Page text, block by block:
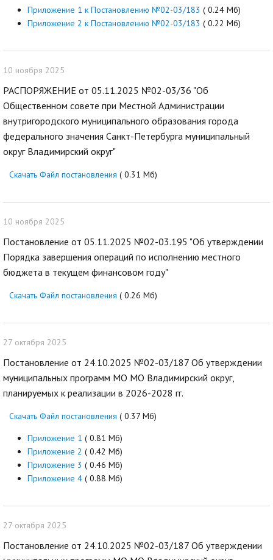
Приложение 1 к Постановлению №02-03/183 ( 0.24 Мб)
Приложение 2 к Постановлению №02-03/183 ( 0.22 Мб)
10 ноября 2025
РАСПОРЯЖЕНИЕ от 05.11.2025 №02-03/36 "Об
Общественном совете при Местной Администрации
внутригородского муниципального образования города
федерального значения Санкт-Петербурга муниципальный
округ Владимирский округ"
Скачать Файл постановления ( 0.31 Мб)
10 ноября 2025
Постановление от 05.11.2025 №02-03.195 "Об утверждении
Порядка завершения операций по исполнению местного
бюджета в текущем финансовом году"
Скачать Файл постановления ( 0.26 Мб)
27 октября 2025
Постановление от 24.10.2025 №02-03/187 Об утверждении
муниципальных программ МО МО Владимирский округ,
планируемых к реализации в 2026-2028 гг.
Скачать Файл постановления ( 0.37 Мб)
Приложение 1 ( 0.81 Мб)
Приложение 2 ( 0.42 Мб)
Приложение 3 ( 0.46 Мб)
Приложение 4 ( 0.88 Мб)
27 октября 2025
Постановление от 24.10.2025 №02-03/187 Об утверждении